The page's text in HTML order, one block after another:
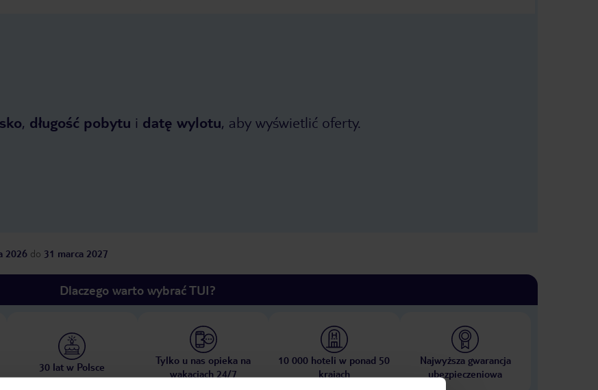
, długość pobytu i datę wylotu, aby wyświetlić oferty.
2026 do 31 marca 2027
Dlaczego warto wybrać TUI?
30 lat w Polsce
Tylko u nas opieka na
wakacjach 24/7
10 000 hoteli w ponad 50
krajach
Najwyższa gwarancja
ubezpieczeniowa